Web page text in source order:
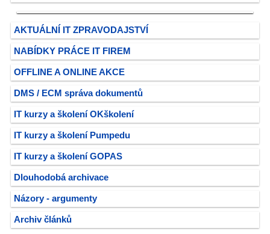
AKTUÁLNÍ IT ZPRAVODAJSTVÍ
NABÍDKY PRÁCE IT FIREM
OFFLINE A ONLINE AKCE
DMS / ECM správa dokumentů
IT kurzy a školení OKškolení
IT kurzy a školení Pumpedu
IT kurzy a školení GOPAS
Dlouhodobá archivace
Názory - argumenty
Archiv článků